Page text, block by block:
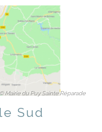
© Mairie du Puy Sainte Réparade
Sud